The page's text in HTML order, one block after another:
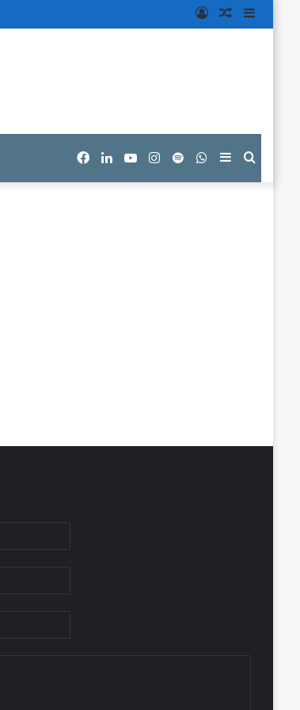
Artigo
Entrar
Barra
WhatsApp
Spotify
Instagram
YouTube
Linkedin
Facebook